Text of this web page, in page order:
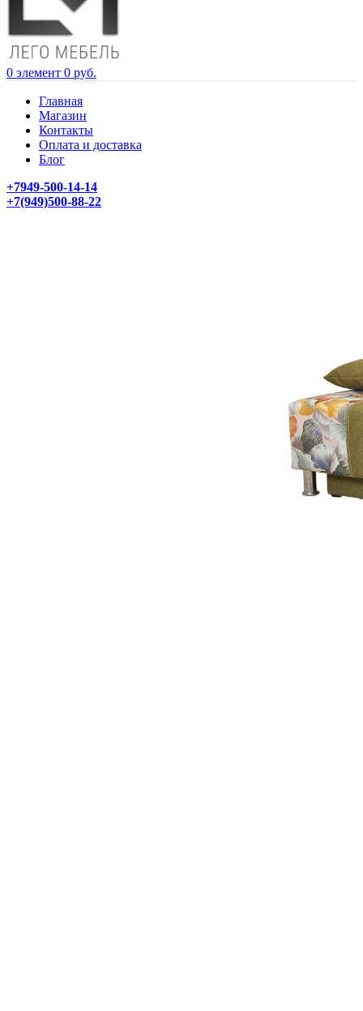
0 элемент 0 руб.
Главная
Магазин
Контакты
Оплата и доставка
Блог
+7949-500-14-14
+7(949)500-88-22